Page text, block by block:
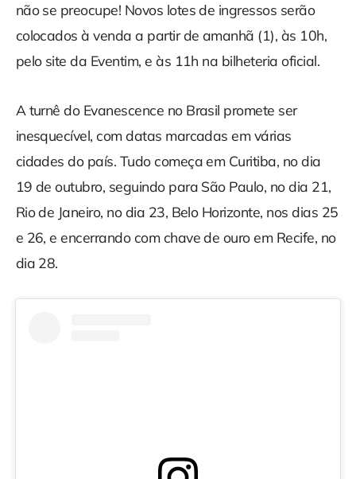
não se preocupe! Novos lotes de ingressos serão
colocados à venda a partir de amanhã (1), às 10h,
pelo site da Eventim, e às 11h na bilheteria oficial.
A turnê do Evanescence no Brasil promete ser
inesquecível, com datas marcadas em várias
cidades do país. Tudo começa em Curitiba, no dia
19 de outubro, seguindo para São Paulo, no dia 21,
Rio de Janeiro, no dia 23, Belo Horizonte, nos dias 25
e 26, e encerrando com chave de ouro em Recife, no
dia 28.